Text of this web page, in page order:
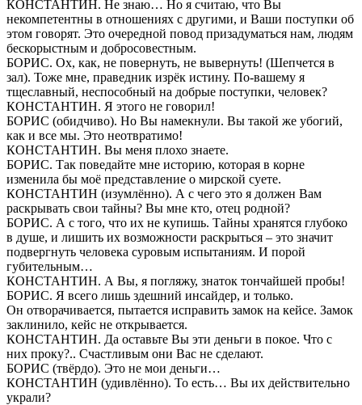
КОНСТАНТИН. Не знаю… Но я считаю, что Вы
некомпетентны в отношениях с другими, и Ваши поступки об
этом говорят. Это очередной повод призадуматься нам, людям
бескорыстным и добросовестным.
БОРИС. Ох, как, не повернуть, не вывернуть! (Шепчется в
зал). Тоже мне, праведник изрёк истину. По-вашему я
тщеславный, неспособный на добрые поступки, человек?
КОНСТАНТИН. Я этого не говорил!
БОРИС (обидчиво). Но Вы намекнули. Вы такой же убогий,
как и все мы. Это неотвратимо!
КОНСТАНТИН. Вы меня плохо знаете.
БОРИС. Так поведайте мне историю, которая в корне
изменила бы моё представление о мирской суете.
КОНСТАНТИН (изумлённо). А с чего это я должен Вам
раскрывать свои тайны? Вы мне кто, отец родной?
БОРИС. А с того, что их не купишь. Тайны хранятся глубоко
в душе, и лишить их возможности раскрыться – это значит
подвергнуть человека суровым испытаниям. И порой
губительным…
КОНСТАНТИН. А Вы, я погляжу, знаток тончайшей пробы!
БОРИС. Я всего лишь здешний инсайдер, и только.
Он отворачивается, пытается исправить замок на кейсе. Замок
заклинило, кейс не открывается.
КОНСТАНТИН. Да оставьте Вы эти деньги в покое. Что с
них проку?.. Счастливым они Вас не сделают.
БОРИС (твёрдо). Это не мои деньги…
КОНСТАНТИН (удивлённо). То есть… Вы их действительно
украли?